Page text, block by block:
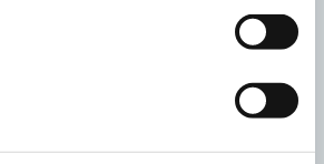
Austrotherm XPS TOP P GK